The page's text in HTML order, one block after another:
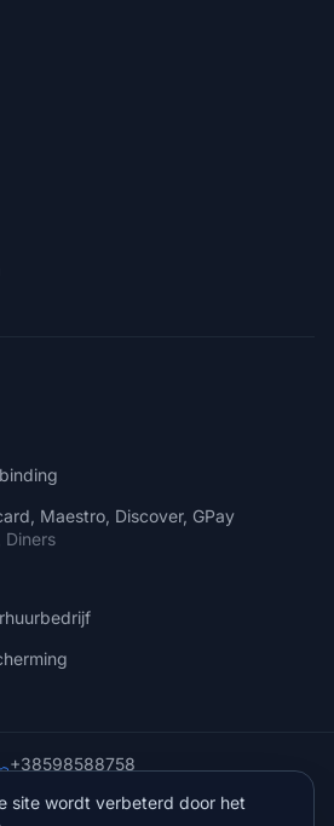
Maestro, Discover, GPay
Diners
+38598588758
put 9, Veliko Brdo, Makarska
site wordt verbeterd door het